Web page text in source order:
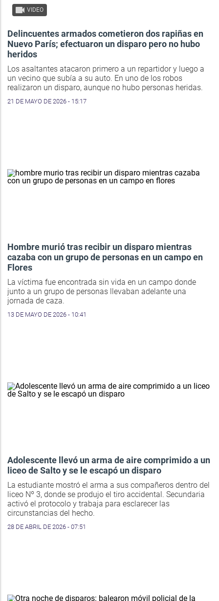
VIDEO
Delincuentes armados cometieron dos rapiñas en
Nuevo París; efectuaron un disparo pero no hubo
heridos
Los asaltantes atacaron primero a un repartidor y luego a
un vecino que subía a su auto. En uno de los robos
realizaron un disparo, aunque no hubo personas heridas.
21 DE MAYO DE 2026 - 15:17
Hombre murió tras recibir un disparo mientras
cazaba con un grupo de personas en un campo en
Flores
La víctima fue encontrada sin vida en un campo donde
junto a un grupo de personas llevaban adelante una
jornada de caza.
13 DE MAYO DE 2026 - 10:41
Adolescente llevó un arma de aire comprimido a un
liceo de Salto y se le escapó un disparo
La estudiante mostró el arma a sus compañeros dentro del
liceo Nº 3, donde se produjo el tiro accidental. Secundaria
activó el protocolo y trabaja para esclarecer las
circunstancias del hecho.
28 DE ABRIL DE 2026 - 07:51